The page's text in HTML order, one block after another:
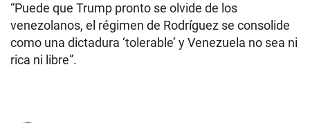
“Puede que Trump pronto se olvide de los
venezolanos, el régimen de Rodríguez se consolide
como una dictadura ‘tolerable’ y Venezuela no sea ni
rica ni libre”.